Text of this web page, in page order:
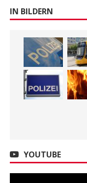
IN BILDERN
YOUTUBE